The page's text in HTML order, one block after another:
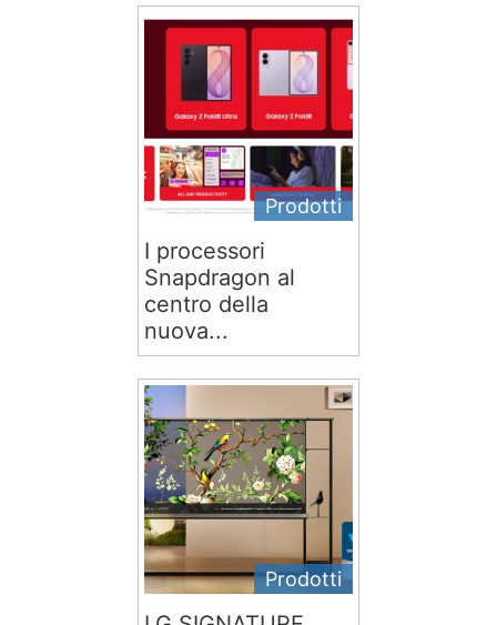
Prodotti
I processori
Snapdragon al
centro della
nuova...
Prodotti